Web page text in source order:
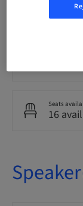
7.00
Seats
16